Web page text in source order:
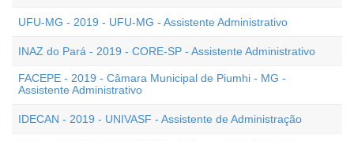
UFU-MG - 2019 - UFU-MG - Assistente Administrativo
INAZ do Pará - 2019 - CORE-SP - Assistente Administrativo
FACEPE - 2019 - Câmara Municipal de Piumhi - MG -
Assistente Administrativo
IDECAN - 2019 - UNIVASF - Assistente de Administração